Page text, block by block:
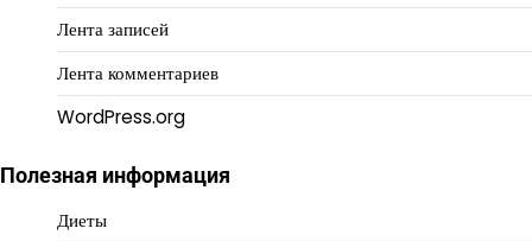
Лента записей
Лента комментариев
WordPress.org
Полезная информация
Диеты